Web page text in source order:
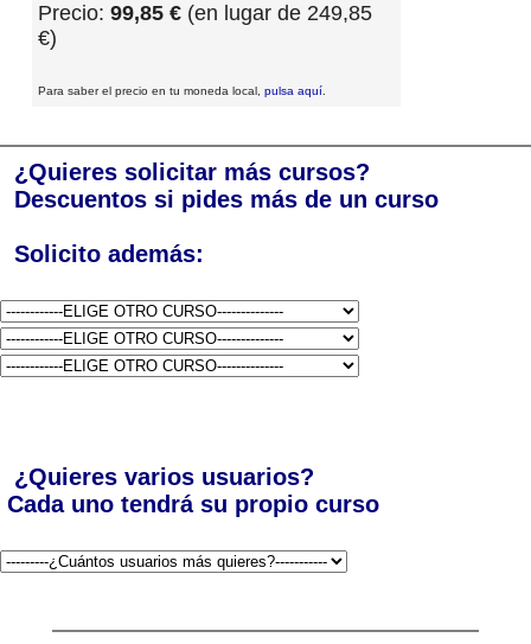
Precio: 99,85 € (en lugar de 249,85
€)
Para saber el precio en tu moneda local, pulsa aquí.
¿Quieres solicitar más cursos?
Descuentos si pides más de un curso
Solicito además:
¿Quieres varios usuarios?
Cada uno tendrá su propio curso